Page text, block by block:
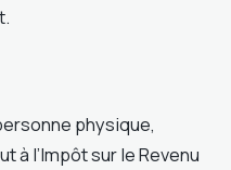
physique,
à l’Impôt sur le Revenu